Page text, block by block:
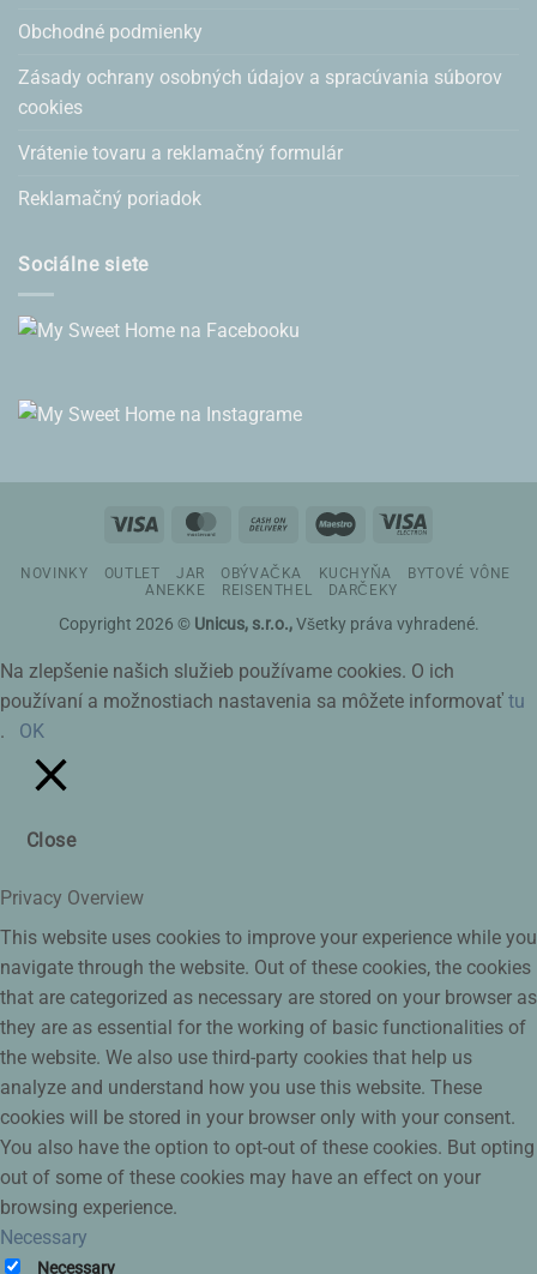
Obchodné podmienky
Zásady ochrany osobných údajov a spracúvania súborov
cookies
Vrátenie tovaru a reklamačný formulár
Reklamačný poriadok
Sociálne siete
Visa MasterCardCash
Delivery
Maestro Visa
NOVINKY OUTLET JAR OBÝVAČKA KUCHYŇA
BYTOVÉ VÔNE
ANEKKE
REISENTHEL DARČEKY
Copyright 2026 © Unicus, s.r.o.,Všetky práva vyhradené.
Na zlepšenie našich služieb používame cookies. O ich
používaní a možnostiach nastavenia sa môžete informovať tu
. OK
Close
Privacy Overview
This website uses cookies to improve your experience while you
navigate through the website. Out of these cookies, the cookies
that are categorized as necessary are stored on your browser as
they are as essential for the working of basic functionalities of
the website. We also use third-party cookies that help us
analyze and understand how you use this website. These
cookies will be stored in your browser only with your consent.
You also have the option to opt-out of these cookies. But opting
out of some of these cookies may have an effect on your
browsing experience.
Necessary
Necessary